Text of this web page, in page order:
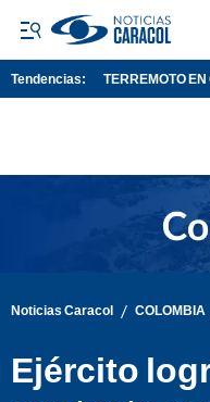
Tendencias: TERREMOTO
Noticias Caracol / COLOMBIA
Ejército